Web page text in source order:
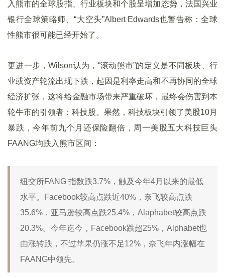
入熊市的全球股指、行业板块和个股呈增加态势，法国兴业
银行全球策略师、“大空头”Albert Edwards也警告称：全球
性熊市很可能已经开始了。
更进一步，Wilson认为，“滚动熊市”的定义是不同板块、行
业或资产轮流出现下跌，起因是利率走高和不再协同的全球
经济扩张，这将给金融市场带来严重破坏，最终会伤害到本
轮牛市的引领者：科技股。果然，科技板块引领了美股10月
暴跌，今年前九个月还保险翻倍，周一美股五大科技巨头
FAANG均跌入熊市区间：
纽交所FANG 指数跌3.7%，触及今年4月以来的最低
水平。Facebook较高点跌近40%，奈飞较高点跌
35.6%，亚马逊较高点跌25.4%，Alaphabet较高点跌
20.3%。今年迄今，Facebook跌超25%，Alphabet也
由涨转跌，不过苹果仍涨不足12%，奈飞年内涨幅在
FAANG中领先。